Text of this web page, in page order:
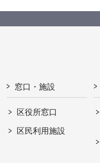
窓口・施設
区役所窓口
区民利用施設